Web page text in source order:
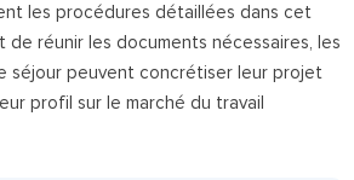
les procédures détaillées dans cet
de réunir les documents nécessaires, les
séjour peuvent concrétiser leur projet
profil sur le marché du travail